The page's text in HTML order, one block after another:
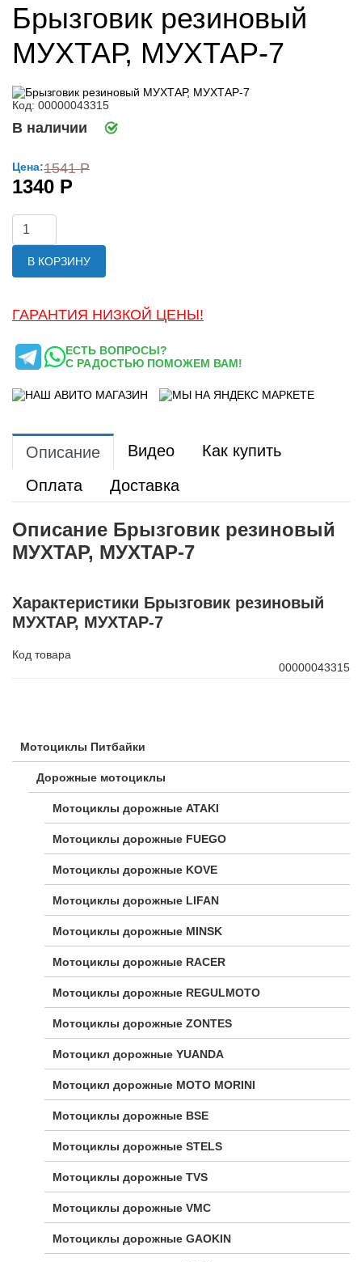
Мотоциклы Питбайки
Дорожные мотоциклы
Мотоциклы дорожные ATAKI
Мотоциклы дорожные FUEGO
Мотоциклы дорожные KOVE
Мотоциклы дорожные LIFAN
Мотоциклы дорожные MINSK
Мотоциклы дорожные RACER
Мотоциклы дорожные REGULMOTO
Мотоциклы дорожные ZONTES
Мотоцикл дорожные YUANDA
Мотоцикл дорожные МОТО MORINI
Мотоциклы дорожные BSE
Мотоциклы дорожные STELS
Мотоциклы дорожные TVS
Мотоциклы дорожные VMC
Мотоциклы дорожные GAOKIN
Брызговик резиновый
МУХТАР, МУХТАР-7
Код: 00000043315
В наличии
Цена:1541 Р
1340 Р
В КОРЗИНУ
ГАРАНТИЯ НИЗКОЙ ЦЕНЫ!
ЕСТЬ ВОПРОСЫ?
С РАДОСТЬЮ ПОМОЖЕМ ВАМ!
Описание Видео
Как купить
Оплата
Доставка
Описание Брызговик резиновый
МУХТАР, МУХТАР-7
Характеристики Брызговик резиновый
МУХТАР, МУХТАР-7
Код товара
00000043315